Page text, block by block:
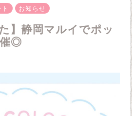
お知らせ
】静岡マルイでポッ
催◎